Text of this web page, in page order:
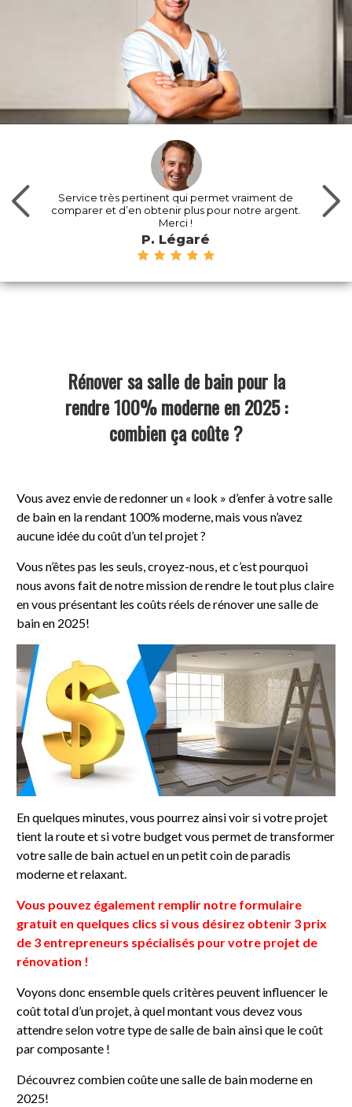
Service très pertinent qui permet vraiment de
comparer et d’en obtenir plus pour notre argent.
Merci !
P. Légaré
Rénover sa salle de bain pour la
rendre 100% moderne en 2025 :
combien ça coûte ?
Vous avez envie de redonner un « look » d’enfer à votre salle
de bain en la rendant 100% moderne, mais vous n’avez
aucune idée du coût d’un tel projet ?
Vous n’êtes pas les seuls, croyez-nous, et c’est pourquoi
nous avons fait de notre mission de rendre le tout plus claire
en vous présentant les coûts réels de rénover une salle de
bain en 2025!
En quelques minutes, vous pourrez ainsi voir si votre projet
tient la route et si votre budget vous permet de transformer
votre salle de bain actuel en un petit coin de paradis
moderne et relaxant.
Vous pouvez également remplir notre formulaire
gratuit en quelques clics si vous désirez obtenir 3 prix
de 3 entrepreneurs spécialisés pour votre projet de
rénovation !
Voyons donc ensemble quels critères peuvent influencer le
coût total d’un projet, à quel montant vous devez vous
attendre selon votre type de salle de bain ainsi que le coût
par composante !
Découvrez combien coûte une salle de bain moderne en
2025!